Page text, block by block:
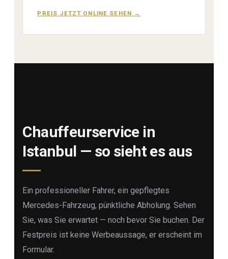
PREIS JETZT ONLINE SEHEN →
Chauffeurservice in
Istanbul — so sieht es aus
Ein professioneller Fahrer, ein gepflegtes
Mercedes-Fahrzeug, pünktliche Abholung. Sehen
Sie, was Sie erwartet — noch bevor Sie buchen. Der
Festpreis ist keine Werbeaussage, er erscheint im
Formular.